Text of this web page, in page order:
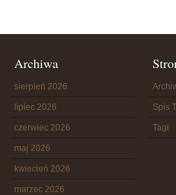
Archiwa
sierpień 2026
lipiec 2026
czerwiec 2026
maj 2026
kwiecień 2026
marzec 2026
Spis
Tagi